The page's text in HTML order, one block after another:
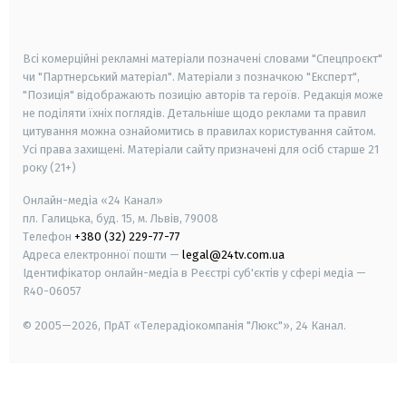
Всі комерційні рекламні матеріали позначені словами "Спецпроєкт"
чи "Партнерський матеріал". Матеріали з позначкою "Експерт",
"Позиція" відображають позицію авторів та героїв. Редакція може
не поділяти їхніх поглядів. Детальніше щодо реклами та правил
цитування можна ознайомитись в правилах користування сайтом.
Усі права захищені. Матеріали сайту призначені для осіб старше 21
року (21+)
Онлайн-медіа «24 Канал»
пл. Галицька, буд. 15, м. Львів, 79008
Телефон +380 (32) 229-77-77
Адреса електронної пошти — legal@24tv.com.ua
Ідентифікатор онлайн-медіа в Реєстрі суб'єктів у сфері медіа —
R40-06057
© 2005—2026, ПрАТ «Телерадіокомпанія "Люкс"», 24 Канал.